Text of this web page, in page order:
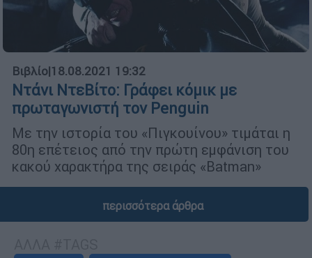
Βιβλίο|18.08.2021 19:32
Ντάνι ΝτεΒίτο: Γράφει κόμικ με
πρωταγωνιστή τον Penguin
Με την ιστορία του «Πιγκουίνου» τιμάται η
80η επέτειος από την πρώτη εμφάνιση του
κακού χαρακτήρα της σειράς «Batman»
περισσότερα άρθρα